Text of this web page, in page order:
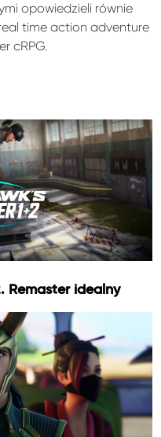
opowiedzieli równie
time action adventure
cRPG.
Remaster idealny